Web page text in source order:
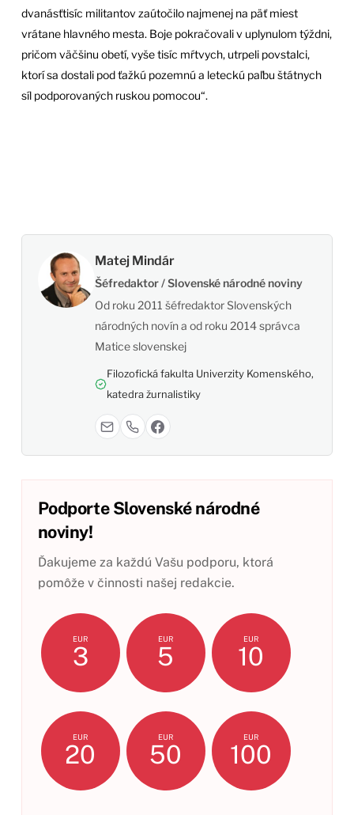
dvanásťtisíc militantov zaútočilo najmenej na päť miest
vrátane hlavného mesta. Boje pokračovali v uplynulom týždni,
pričom väčšinu obetí, vyše tisíc mŕtvych, utrpeli povstalci,
ktorí sa dostali pod ťažkú pozemnú a leteckú paľbu štátnych
síl podporovaných ruskou pomocou“.
Matej Mindár
Šéfredaktor / Slovenské národné noviny
Od roku 2011 šéfredaktor Slovenských
národných novín a od roku 2014 správca
Matice slovenskej
Filozofická fakulta Univerzity Komenského,
katedra žurnalistiky
Podporte Slovenské národné
noviny!
Ďakujeme za každú Vašu podporu, ktorá
pomôže v činnosti našej redakcie.
EUR
3
EUR
5
EUR
10
EUR
20
EUR
50
EUR
100